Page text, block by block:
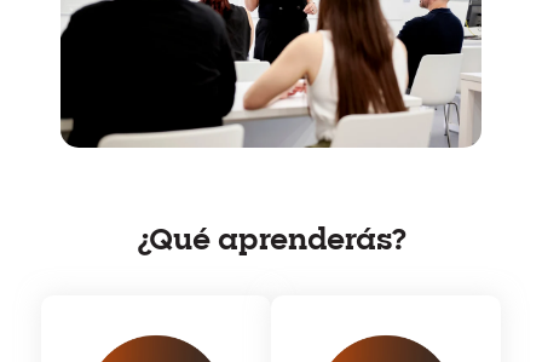
¿Qué aprenderás?